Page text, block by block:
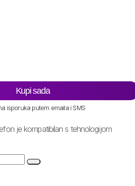
Kupi sada
isporuka putem emaila i SMS
je kompatibilan s tehnologijom